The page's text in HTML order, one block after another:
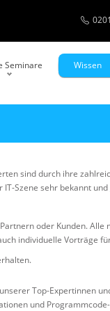
Seminare Wissen
sind durch ihre
Szene sehr bekannt
oder Kunden. Alle
individuelle Vorträge
Top-Expertinnen
und